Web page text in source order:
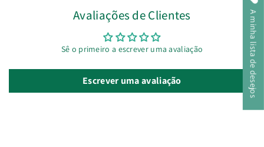
Avaliações de Clientes
Sê o primeiro a escrever uma avaliação
Escrever uma avaliação A minha lista de desejos